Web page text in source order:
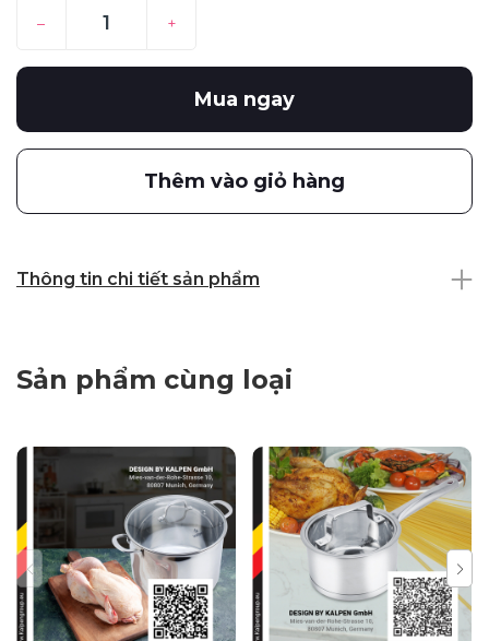
– +
Mua ngay
Thêm vào giỏ hàng
Thông tin chi tiết sản phẩm
Sản phẩm cùng loại